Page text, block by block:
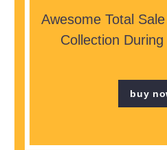
Awesome Total
Collection
buy